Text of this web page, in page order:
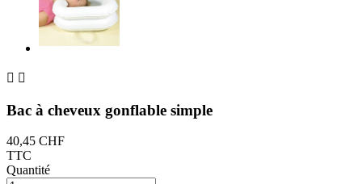
 
Bac à cheveux gonflable simple
40,45 CHF
TTC
Quantité